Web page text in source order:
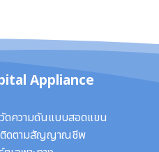
Appliance
ดความดันแบบสอดแขน
ติดตามสัญญาณชีพ